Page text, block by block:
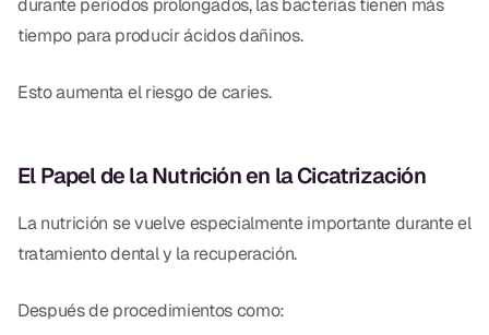
durante períodos prolongados, las bacterias tienen más
tiempo para producir ácidos dañinos.
Esto aumenta el riesgo de caries.
El Papel de la Nutrición en la Cicatrización
La nutrición se vuelve especialmente importante durante el
tratamiento dental y la recuperación.
Después de procedimientos como: